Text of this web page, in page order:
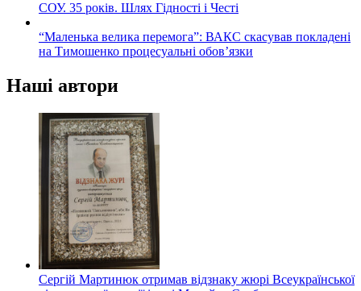
СОУ. 35 років. Шлях Гідності і Честі
“Маленька велика перемога”: ВАКС скасував покладені
на Тимошенко процесуальні обов’язки
Наші автори
Сергій Мартинюк отримав відзнаку жюрі Всеукраїнської